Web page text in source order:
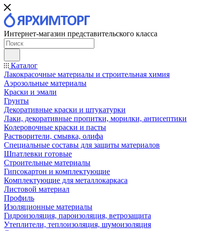
Интернет-магазин представительского класса
Каталог
Лакокрасочные материалы и строительная химия
Аэрозольные материалы
Краски и эмали
Грунты
Декоративные краски и штукатурки
Лаки, декоративные пропитки, морилки, антисептики
Колеровочные краски и пасты
Растворители, смывка, олифа
Специальные составы для защиты материалов
Шпатлевки готовые
Строительные материалы
Гипсокартон и комплектующие
Комплектующие для металлокаркаса
Листовой материал
Профиль
Изоляционные материалы
Гидроизоляция, пароизоляция, ветрозащита
Утеплители, теплоизоляция, шумоизоляция